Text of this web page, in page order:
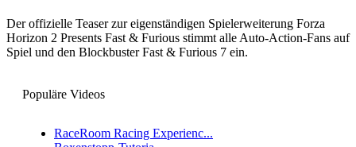
Der offizielle Teaser zur eigenständigen Spielerweiterung Forza
Horizon 2 Presents Fast & Furious stimmt alle Auto-Action-Fans auf
Spiel und den Blockbuster Fast & Furious 7 ein.
Populäre Videos
RaceRoom Racing Experienc...